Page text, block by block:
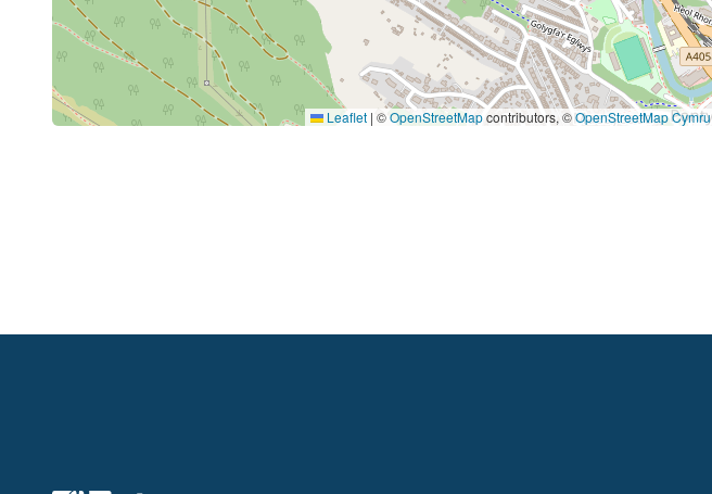
Leaflet | ©OpenStreetMapcontributors, ©OpenStreetMap Cymru